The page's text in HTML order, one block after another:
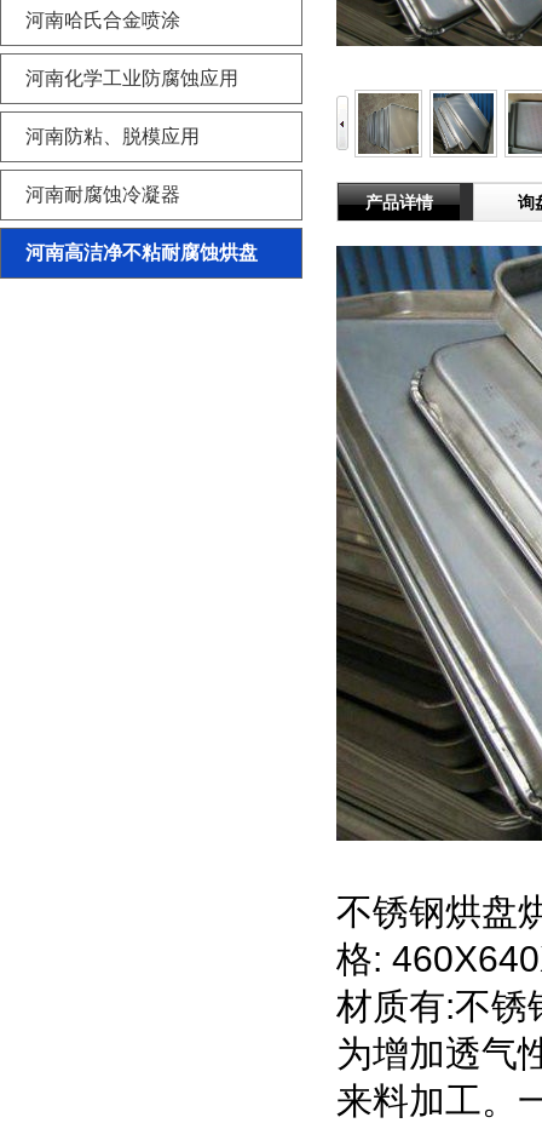
产品详情 询
不锈钢烘盘
格:
材质有:不锈
为增加透气
来料加工。
河南哈氏合金喷涂
河南化学工业防腐蚀应用
河南防粘、脱模应用
河南耐腐蚀冷凝器
河南高洁净不粘耐腐蚀烘盘